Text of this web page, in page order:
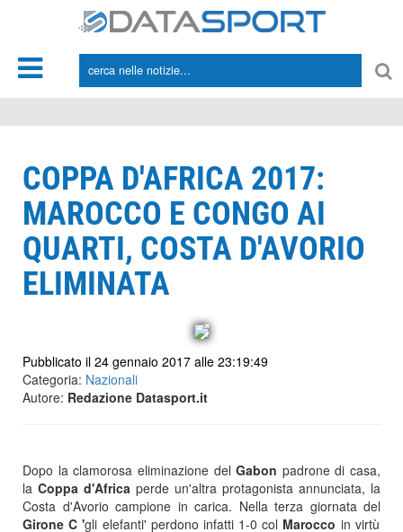
COPPA D'AFRICA 2017:
MAROCCO E CONGO AI
QUARTI, COSTA D'AVORIO
ELIMINATA
Pubblicato il 24 gennaio 2017 alle 23:19:49
Categoria: Nazionali
Autore: Redazione Datasport.it
Dopo la clamorosa eliminazione delGabon padrone di casa,
la Coppa d'Africa perde un'altra protagonista annunciata, la
Costa d'Avorio campione in carica. Nella terza giornata del
Girone C 'gli elefanti' perdono infatti 1-0 col Marocco in virtù